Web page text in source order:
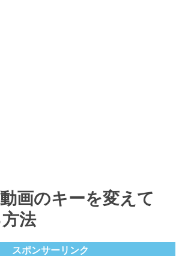
画のキーを変えて
法
スポンサーリンク